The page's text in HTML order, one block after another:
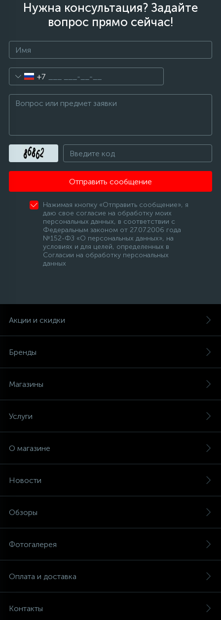
Нужна консультация? Задайте
вопрос прямо сейчас!
+7
Отправить сообщение
Нажимая кнопку «Отправить сообщение», я
даю свое согласие на обработку моих
персональных данных, в соответствии с
Федеральным законом от 27.07.2006 года
№152-ФЗ «О персональных данных», на
условиях и для целей, определенных в
Согласии на обработку персональных
данных
Акции и скидки
Бренды
Магазины
Услуги
О магазине
Новости
Обзоры
Фотогалерея
Оплата и доставка
Контакты